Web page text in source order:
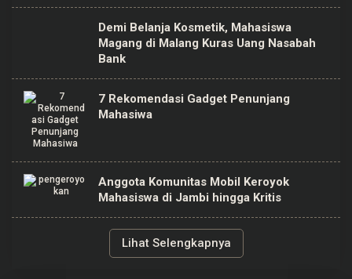
Demi Belanja Kosmetik, Mahasiswa
Magang di Malang Kuras Uang Nasabah
Bank
7 Rekomendasi Gadget Penunjang
Mahasiwa
Anggota Komunitas Mobil Keroyok
Mahasiswa di Jambi hingga Kritis
Lihat Selengkapnya